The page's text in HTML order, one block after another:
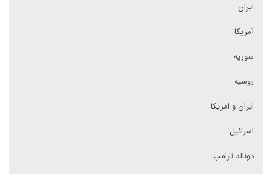
ایران
آمریکا
سوریه
روسیه
ایران و امریکا
اسرائیل
دونالد ترامپ